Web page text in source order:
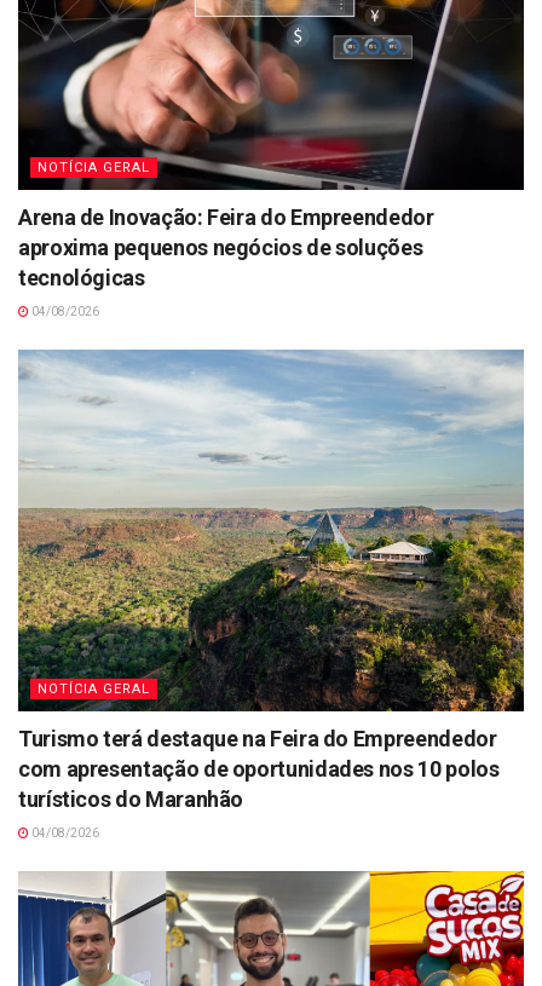
NOTÍCIA GERAL
Arena de Inovação: Feira do Empreendedor
aproxima pequenos negócios de soluções
tecnológicas
04/08/2026
NOTÍCIA GERAL
Turismo terá destaque na Feira do Empreendedor
com apresentação de oportunidades nos 10 polos
turísticos do Maranhão
04/08/2026